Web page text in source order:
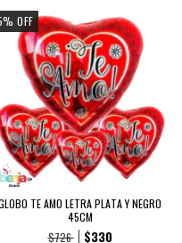
% OFF
TE AMO LETRA PLATA Y NEGRO
45CM
$726
$330